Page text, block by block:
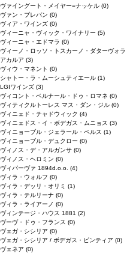
ヴァイングート・メイヤー=ナッケル (0)
ヴァン・ブレバン (0)
ヴィア・ワインズ (0)
ヴィーニャ・ヴィック・ワイナリー (5)
ヴィーニャ・エドマラ (0)
ヴィーノ・ロッソ・トスカーノ・ダターヴォラ
アカルア (3)
ヴィウ・マネント (0)
シャトー・ラ・ムーシュティエール (1)
LGIワインズ (3)
ヴィコント・ベルナール・ドゥ・ロマネ (0)
ヴィティクルトーレス マス・ダン・ジル (0)
ヴィニェド・チャドウィック (4)
ヴィニェドス・イ・ボデガス・ムニョス (3)
ヴィニョーブル・ジェラール・ペルス (1)
ヴィニョーブル・デュクロー (0)
ヴィノス・デ・アルガンサ (0)
ヴィノス・ヘロミン (0)
ヴィパーヴァ 1894d.o.o. (4)
ヴィラ・ウォルフ (0)
ヴィラ・デッリ・オリミ (1)
ヴィラ・テルリーナ (0)
ヴィラ・ライアーノ (0)
ヴィンテージ・ハウス 1881 (2)
ヴーヴ・ドゥ・フランス (0)
ヴェガ・シシリア (0)
ヴェガ・シシリア / ボデガス・ピンティア (0)
ヴェネア (0)